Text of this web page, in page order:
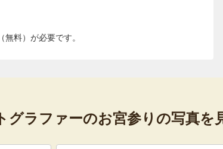
料）が必要です。
グラファーのお宮参りの写真を